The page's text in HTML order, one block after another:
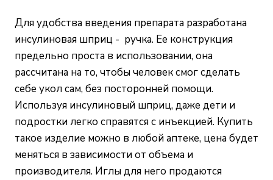
Для удобства введения препарата разработана
инсулиновая шприц - ручка. Ее конструкция
предельно проста в использовании, она
рассчитана на то, чтобы человек смог сделать
себе укол сам, без посторонней помощи.
Используя инсулиновый шприц, даже дети и
подростки легко справятся с инъекцией. Купить
такое изделие можно в любой аптеке, цена будет
меняться в зависимости от объема и
производителя. Иглы для него продаются